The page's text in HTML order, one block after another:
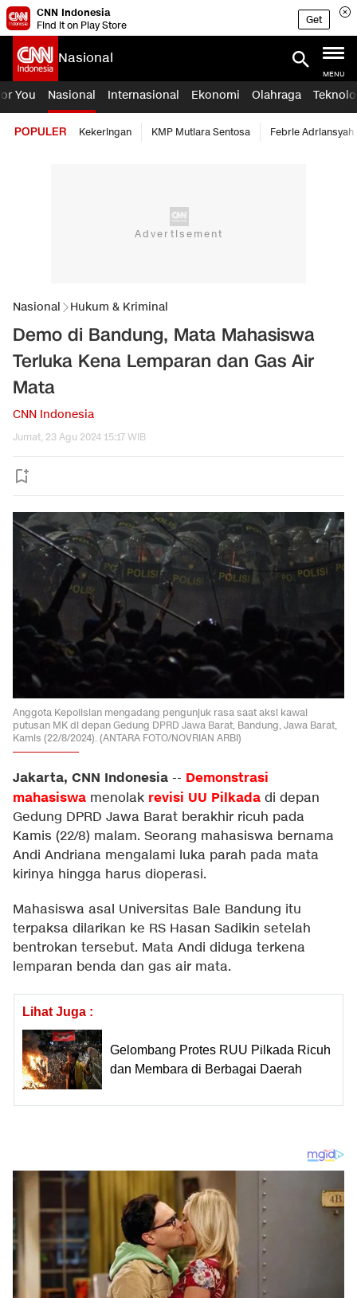
CNN Indonesia
Find it on Play Store
Get
Nasional
MENU
You Nasional Internasional Ekonomi Olahraga
POPULER Kekeringan KMP Mutiara Sentosa Febrie Adriansyah
Nasional Hukum & Kriminal
Demo di Bandung, Mata Mahasiswa
Terluka Kena Lemparan dan Gas Air
Mata
CNN Indonesia
Jumat, 23 Agu 2024 15:17 WIB
Anggota Kepolisian mengadang pengunjuk rasa saat aksi kawal
putusan MK di depan Gedung DPRD Jawa Barat, Bandung, Jawa Barat,
Kamis (22/8/2024). (ANTARA FOTO/NOVRIAN ARBI)
Jakarta, CNN Indonesia -- Demonstrasi
mahasiswa menolak revisi UU Pilkada di depan
Gedung DPRD Jawa Barat berakhir ricuh pada
Kamis (22/8) malam. Seorang mahasiswa bernama
Andi Andriana mengalami luka parah pada mata
kirinya hingga harus dioperasi.
Mahasiswa asal Universitas Bale Bandung itu
terpaksa dilarikan ke RS Hasan Sadikin setelah
bentrokan tersebut. Mata Andi diduga terkena
lemparan benda dan gas air mata.
Lihat Juga :
Gelombang Protes RUU Pilkada Ricuh
dan Membara di Berbagai Daerah